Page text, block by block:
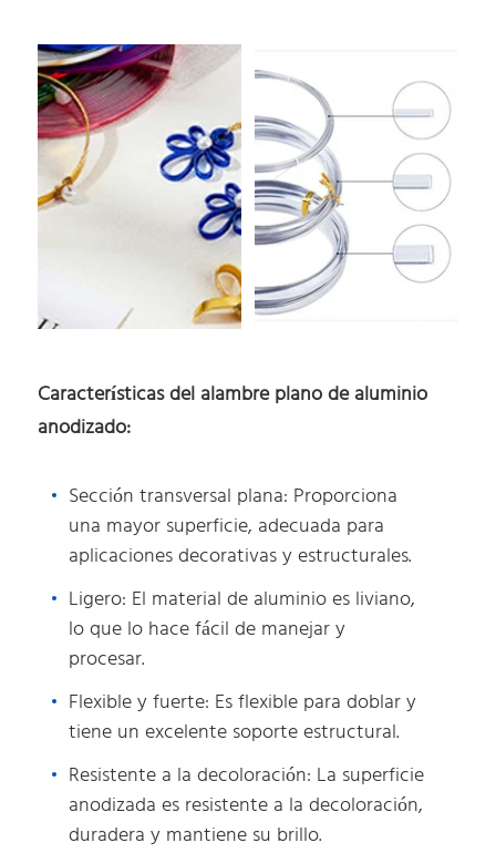
Características del alambre plano de aluminio
anodizado:
Sección transversal plana: Proporciona
una mayor superficie, adecuada para
aplicaciones decorativas y estructurales.
Ligero: El material de aluminio es liviano,
lo que lo hace fácil de manejar y
procesar.
Flexible y fuerte: Es flexible para doblar y
tiene un excelente soporte estructural.
Resistente a la decoloración: La superficie
anodizada es resistente a la decoloración,
duradera y mantiene su brillo.